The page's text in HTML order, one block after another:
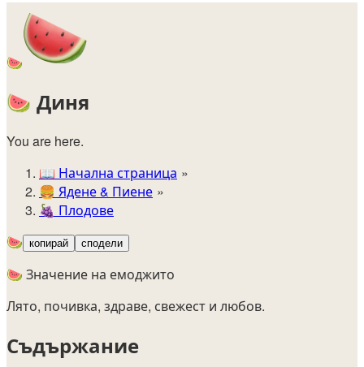
🍉
🍉 Диня
You are here.
📖 Начална страница
🍔️ Ядене & Пиене
🍇 Плодове
🍉 копирай сподели
🍉 Значение на емоджито
Лято, почивка, здраве, свежест и любов.
Съдържание